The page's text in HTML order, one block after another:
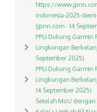
https://
indonesia-2025-
(jpnn.com - 14
PPLI Dukung
Lingkungan
September 2025)
PPLI Dukung
Lingkungan
14 September 2025)
Setelah MoU dengan